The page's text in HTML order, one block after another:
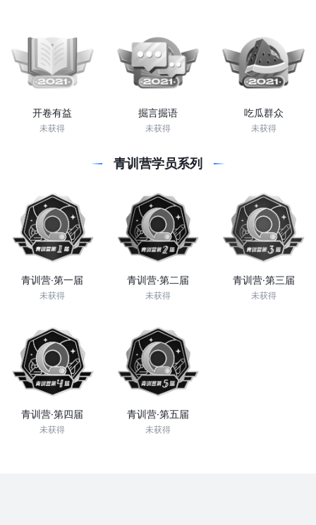
开卷有益
未获得
掘言掘语
未获得
吃瓜群众
未获得
青训营学员系列
青训营·第一届
未获得
青训营·第二届
未获得
青训营·第三届
未获得
青训营·第四届
未获得
青训营·第五届
未获得